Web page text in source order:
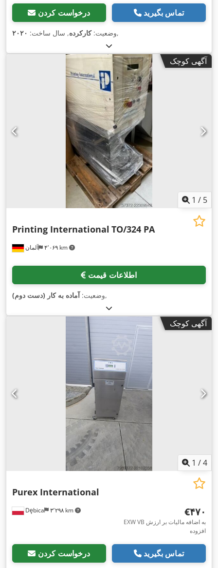
درخواست کردن تماس بگیرید
وضعیت:کارکرده, سال ساخت: ۲۰۲۰ ,
آگهی کوچک
1 / 5
آلمان ۴٬۰۶۹ km
Printing International TO/324 PA
اطلاعات قیمت
وضعیت: آماده به کار (دست دوم) ,
آگهی کوچک
1 /4
Dębica ۳٬۲۹۸ km
Purex International
‎€۴۷۰
EXW VB به اضافه مالیات بر ارزش
افزوده
درخواست کردن تماس بگیرید